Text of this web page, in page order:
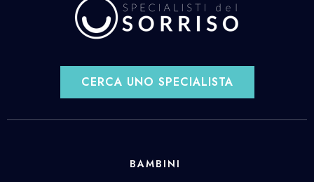
CERCA UNO SPECIALISTA
BAMBINI